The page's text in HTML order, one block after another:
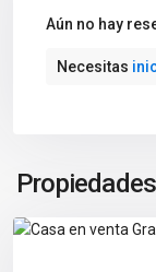
Aún no hay
Necesitas